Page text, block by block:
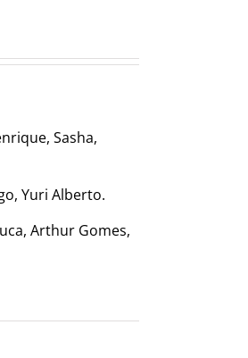
Sasha,
Yuri Alberto.
Arthur Gomes,